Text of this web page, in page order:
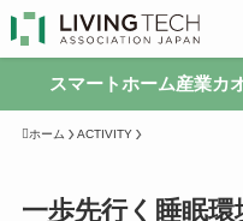
スマートホーム産業カ
ホーム ACTIVITY
一歩先行く睡眠